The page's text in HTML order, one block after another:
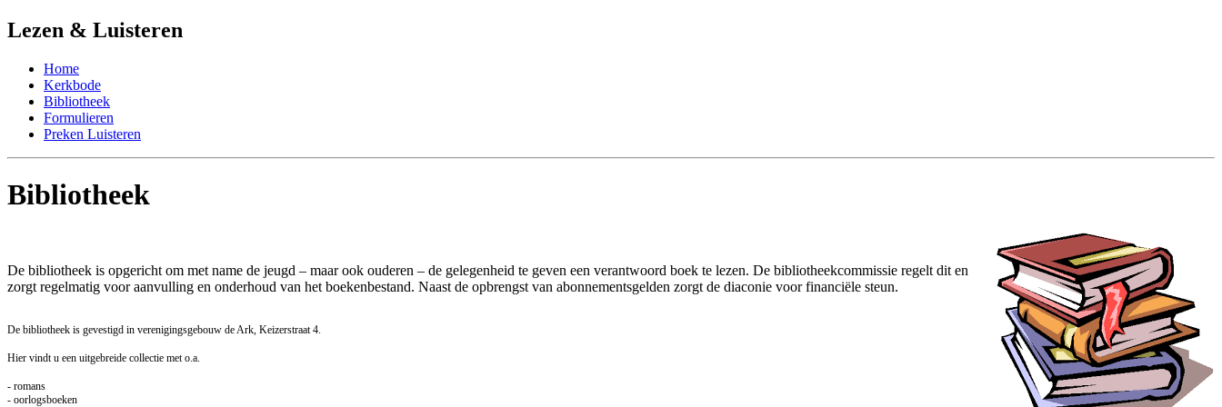
Lezen & Luisteren
Home
Kerkbode
Bibliotheek
Formulieren
Preken Luisteren
Bibliotheek
De bibliotheek is opgericht om met name de jeugd – maar ook ouderen – de gelegenheid te geven een verantwoord boek te lezen. De bibliotheekcommissie regelt dit en
zorgt regelmatig voor aanvulling en onderhoud van het boekenbestand. Naast de opbrengst van abonnementsgelden zorgt de diaconie voor financiële steun.
De bibliotheek is gevestigd in verenigingsgebouw de Ark, Keizerstraat 4.
Hier vindt u een uitgebreide collectie met o.a.
- romans
- oorlogsboeken